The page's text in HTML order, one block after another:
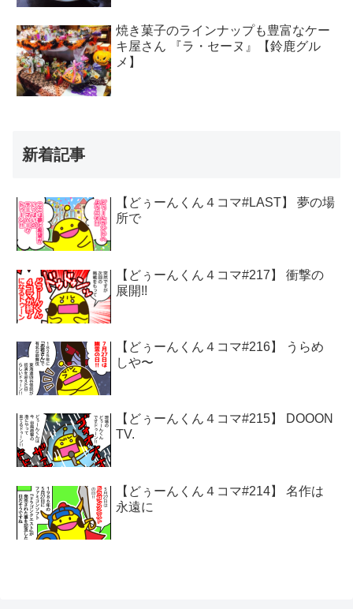
焼き菓子のラインナップも豊富なケー
キ屋さん 『ラ・セーヌ』【鈴鹿グル
メ】
新着記事
【どぅーんくん４コマ#LAST】 夢の場
所で
【どぅーんくん４コマ#217】 衝撃の
展開!!
【どぅーんくん４コマ#216】 うらめ
しや〜
【どぅーんくん４コマ#215】 DOOON
TV.
【どぅーんくん４コマ#214】 名作は
永遠に